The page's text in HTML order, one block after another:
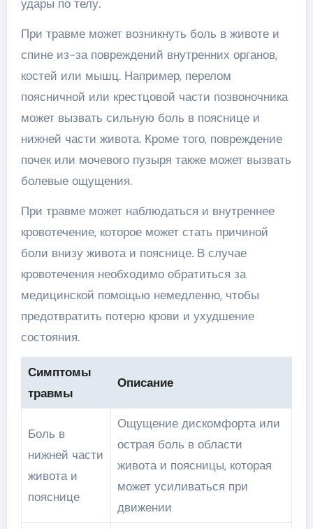
удары по телу.
При травме может возникнуть боль в животе и
спине из-за повреждений внутренних органов,
костей или мышц. Например, перелом
поясничной или крестцовой части позвоночника
может вызвать сильную боль в пояснице и
нижней части живота. Кроме того, повреждение
почек или мочевого пузыря также может вызвать
болевые ощущения.
При травме может наблюдаться и внутреннее
кровотечение, которое может стать причиной
боли внизу живота и пояснице. В случае
кровотечения необходимо обратиться за
медицинской помощью немедленно, чтобы
предотвратить потерю крови и ухудшение
состояния.
Симптомы
травмы
Описание
Боль в
нижней части
живота и
пояснице
Ощущение дискомфорта или
острая боль в области
живота и поясницы, которая
может усиливаться при
движении